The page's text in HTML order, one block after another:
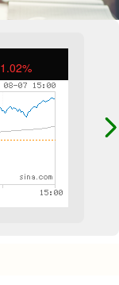
1.02%